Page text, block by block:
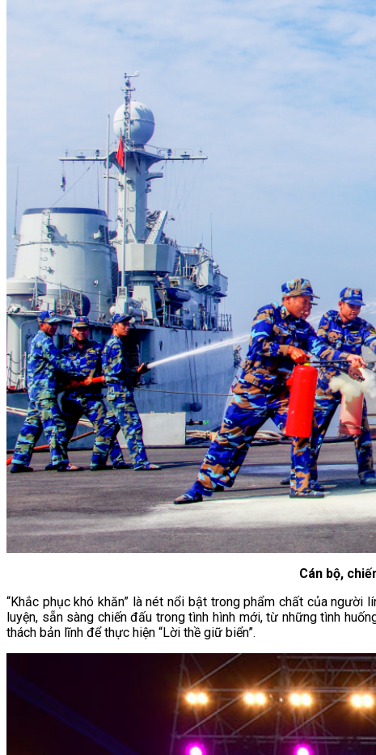
Cán bộ,
“Khắc phục khó khăn” là nét nổi bật trong phẩm chất của
luyện, sẵn sàng chiến đấu trong tình hình mới, từ những tình
thách bản lĩnh để thực hiện “Lời thề giữ biển”.